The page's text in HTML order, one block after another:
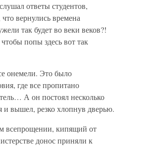
ответы студентов,
вернулись времена
так будет во веки веков?!
попы здесь вот так
онемели. Это было
где все пропитано
А он постоял несколько
и вышел, резко хлопнув дверью.
всепрощении, кипящий от
донос приняли к